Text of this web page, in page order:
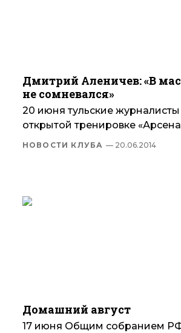
Дмитрий Аленичев: «В
не сомневался»
20 июня тульские
открытой тренировке
НОВОСТИ КЛУБА — 20.06.2014
Домашний август
17 июня Общим собранием